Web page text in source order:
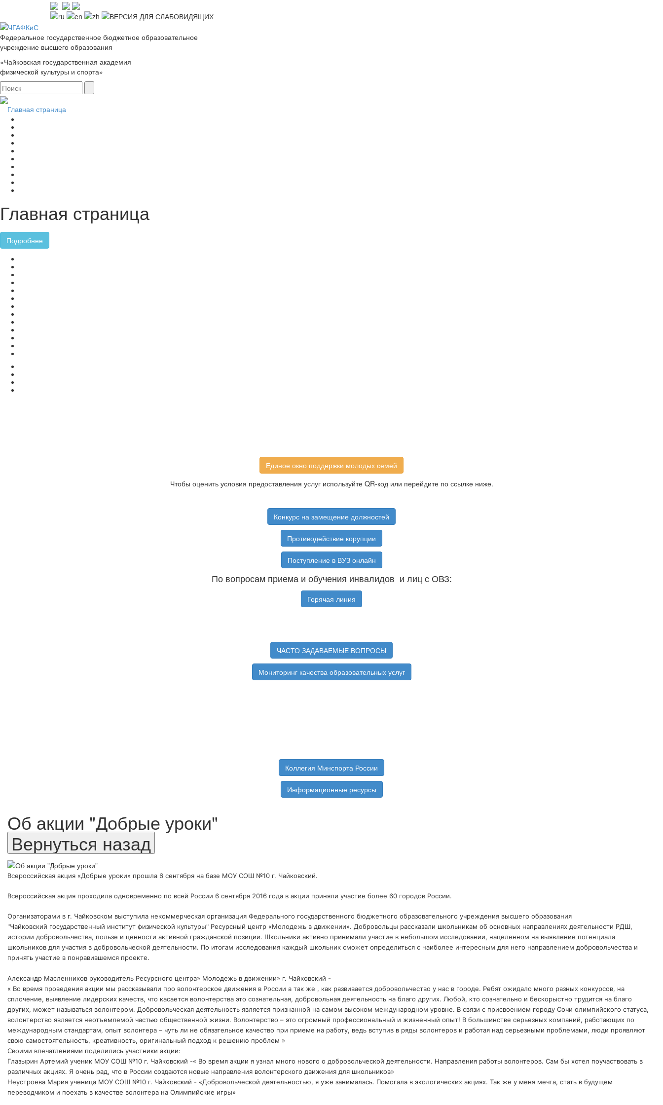
Федеральное государственное бюджетное образовательное
учреждение высшего образования
«Чайковская государственная академия
физической культуры и спорта»
Главная страница
Главная страница
Подробнее
Единое окно поддержки молодых семей
Чтобы оценить условия предоставления услуг используйте QR-код или перейдите по ссылке ниже.
Конкурс на замещение должностей
Противодействие корупции
Поступление в ВУЗ онлайн
По вопросам приема и обучения инвалидов и лиц с ОВЗ:
Горячая линия
ЧАСТО ЗАДАВАЕМЫЕ ВОПРОСЫ
Мониторинг качества образовательных услуг
Коллегия Минспорта России
Информационные ресурсы
Об акции "Добрые уроки"
Всероссийская акция «Добрые уроки» прошла 6 сентября на базе МОУ СОШ №10 г. Чайковский.
Всероссийская акция проходила одновременно по всей России 6 сентября 2016 года в акции приняли участие более 60 городов России.
Организаторами в г. Чайковском выступила некоммерческая организация Федерального государственного бюджетного образовательного учреждения высшего образования
"Чайковский государственный институт физической культуры" Ресурсный центр «Молодежь в движении». Добровольцы рассказали школьникам об основных направлениях деятельности РДШ,
истории добровольчества, пользе и ценности активной гражданской позиции. Школьники активно принимали участие в небольшом исследовании, нацеленном на выявление потенциала
школьников для участия в добровольческой деятельности. По итогам исследования каждый школьник сможет определиться с наиболее интересным для него направлением добровольчества и
принять участие в понравившемся проекте.
Александр Масленников руководитель Ресурсного центра» Молодежь в движении» г. Чайковский -
« Во время проведения акции мы рассказывали про волонтерское движения в России а так же , как развивается добровольчество у нас в городе. Ребят ожидало много разных конкурсов, на
сплочение, выявление лидерских качеств, что касается волонтерства это сознательная, добровольная деятельность на благо других. Любой, кто сознательно и бескорыстно трудится на благо
других, может называться волонтером. Добровольческая деятельность является признанной на самом высоком международном уровне. В связи с присвоением городу Сочи олимпийского статуса,
волонтерство является неотъемлемой частью общественной жизни. Волонтерство – это огромный профессиональный и жизненный опыт! В большинстве серьезных компаний, работающих по
международным стандартам, опыт волонтера – чуть ли не обязательное качество при приеме на работу, ведь вступив в ряды волонтеров и работая над серьезными проблемами, люди проявляют
свою самостоятельность, креативность, оригинальный подход к решению проблем »
Своими впечатлениями поделились участники акции:
Глазырин Артемий ученик МОУ СОШ №10 г. Чайковский -« Во время акции я узнал много нового о добровольческой деятельности. Направления работы волонтеров. Сам бы хотел поучаствовать в
различных акциях. Я очень рад, что в России создаются новые направления волонтерского движения для школьников»
Неустроева Мария ученица МОУ СОШ №10 г. Чайковский - «Добровольческой деятельностью, я уже занималась. Помогала в экологических акциях. Так же у меня мечта, стать в будущем
переводчиком и поехать в качестве волонтера на Олимпийские игры»